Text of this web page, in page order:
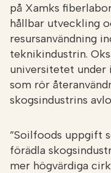
på Xamks
hållbar utveckling
resursanvändning
teknikindustrin.
universitetet under
som rör
skogsindustrins
”Soilfoods uppgift
förädla
mer högvärdiga